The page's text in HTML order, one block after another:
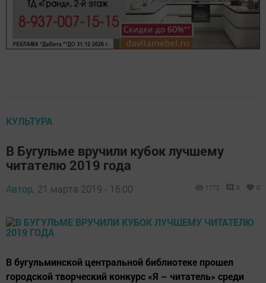
КУЛЬТУРА
В Бугульме вручили кубок лучшему
читателю 2019 года
Автор, 21 марта 2019 - 16:00 1772 0 0
В бугульминской центральной библиотеке прошел
городской творческий конкурс «Я – читатель» среди